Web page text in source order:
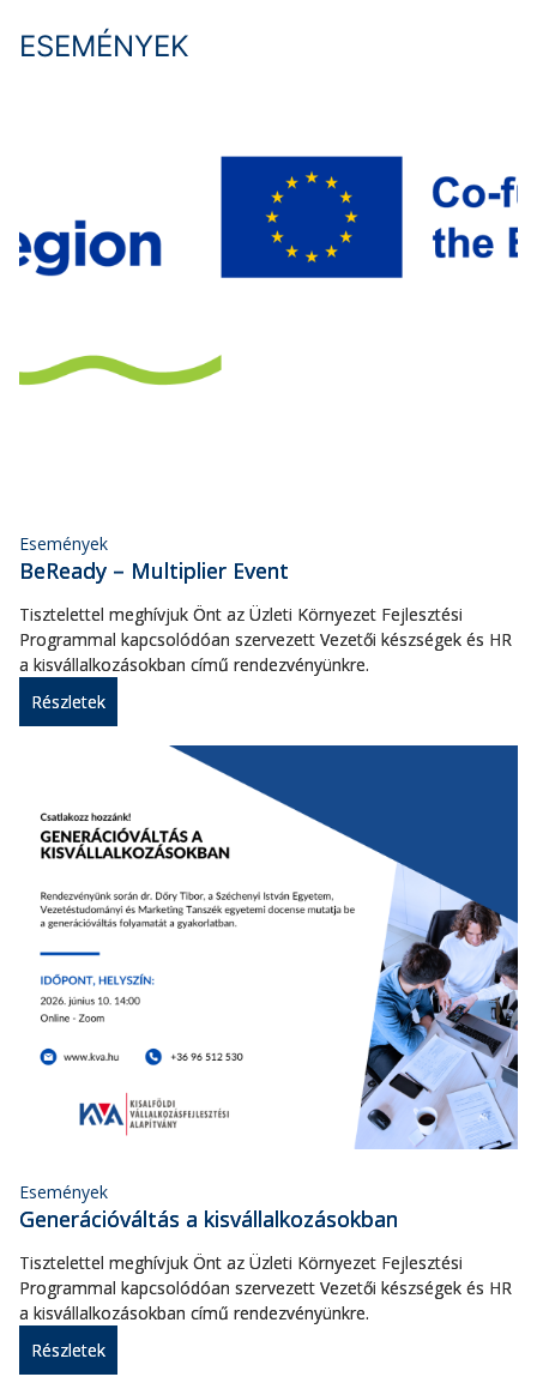
ESEMÉNYEK
Események
BeReady – Multiplier Event
Tisztelettel meghívjuk Önt az Üzleti Környezet Fejlesztési
Programmal kapcsolódóan szervezett Vezetői készségek és HR
a kisvállalkozásokban című rendezvényünkre.
Részletek
Események
Generációváltás a kisvállalkozásokban
Tisztelettel meghívjuk Önt az Üzleti Környezet Fejlesztési
Programmal kapcsolódóan szervezett Vezetői készségek és HR
a kisvállalkozásokban című rendezvényünkre.
Részletek